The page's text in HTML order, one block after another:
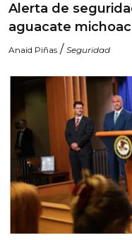
Alerta de
aguacate
Anaid Piñas / Seguridad